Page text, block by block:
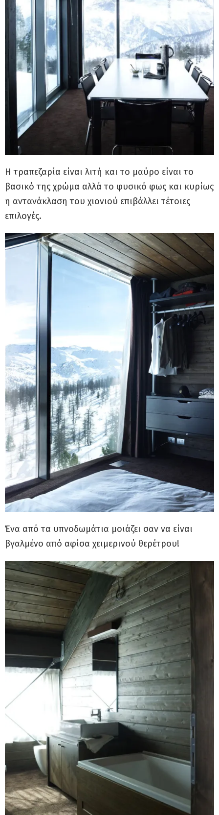
Η τραπεζαρία είναι λιτή και το μαύρο είναι το
βασικό της χρώμα αλλά το φυσικό φως και κυρίως
η αντανάκλαση του χιονιού επιβάλλει τέτοιες
επιλογές.
Ένα από τα υπνοδωμάτια μοιάζει σαν να είναι
βγαλμένο από αφίσα χειμερινού θερέτρου!